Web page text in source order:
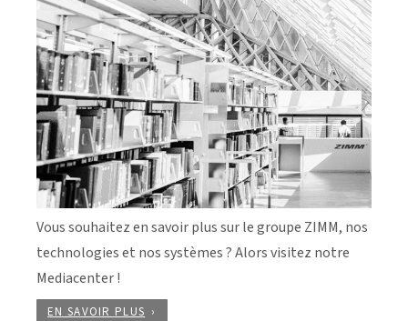
Vous souhaitez en savoir plus sur le groupe ZIMM, nos
technologies et nos systèmes ? Alors visitez notre
Mediacenter !
EN SAVOIR PLUS